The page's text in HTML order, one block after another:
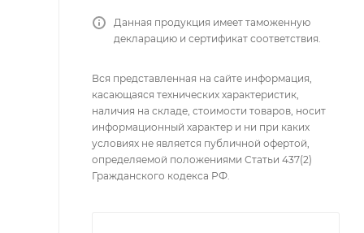
Данная продукция имеет таможенную
декларацию и сертификат соответствия.
Вся представленная на сайте информация,
касающаяся технических характеристик,
наличия на складе, стоимости товаров, носит
информационный характер и ни при каких
условиях не является публичной офертой,
определяемой положениями Статьи 437(2)
Гражданского кодекса РФ.